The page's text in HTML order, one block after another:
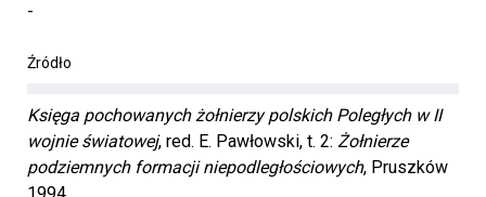
-
Źródło
Księga pochowanych żołnierzy polskich Poległych w II
wojnie światowej, red. E. Pawłowski, t. 2: Żołnierze
podziemnych formacji niepodległościowych, Pruszków